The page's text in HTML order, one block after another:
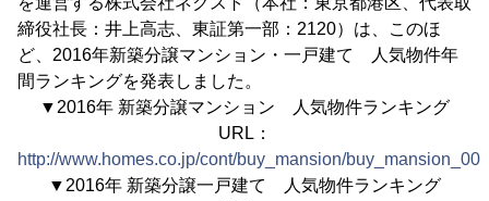
締役社長：井上高志、東証第一部：2120）は、このほ
ど、2016年新築分譲マンション・一戸建て 人気物件年
間ランキングを発表しました。
▼2016年 新築分譲マンション 人気物件ランキング
URL：
http://www.homes.co.jp/cont/buy_mansion/
▼2016年 新築分譲一戸建て 人気物件ランキング